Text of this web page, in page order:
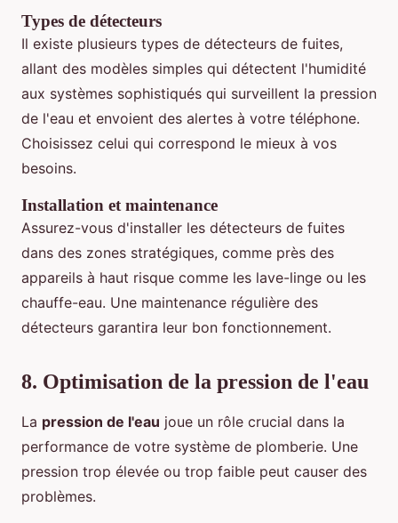
Types de détecteurs
Il existe plusieurs types de détecteurs de fuites,
allant des modèles simples qui détectent l'humidité
aux systèmes sophistiqués qui surveillent la pression
de l'eau et envoient des alertes à votre téléphone.
Choisissez celui qui correspond le mieux à vos
besoins.
Installation et maintenance
Assurez-vous d'installer les détecteurs de fuites
dans des zones stratégiques, comme près des
appareils à haut risque comme les lave-linge ou les
chauffe-eau. Une maintenance régulière des
détecteurs garantira leur bon fonctionnement.
8. Optimisation de la pression de l'eau
La pression de l'eau joue un rôle crucial dans la
performance de votre système de plomberie. Une
pression trop élevée ou trop faible peut causer des
problèmes.